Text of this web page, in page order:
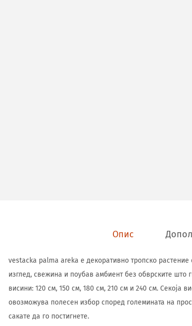
Опис
vestacka palma areka е декоративно тропско
изглед, свежина и поубав амбиент без обврските
висини: 120 см, 150 см, 180 см, 210 см и 240 см. Секоја
овозможува полесен избор според големината на
сакате да го постигнете.